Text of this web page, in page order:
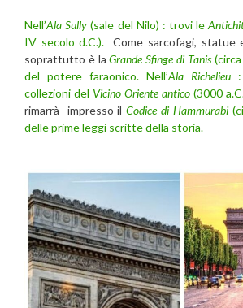
Nell’Ala Sully(sale del Nilo) : trovi le
IV secolo d.C.). Come sarcofagi, statue
soprattutto è laGrande Sfinge di Tanis(circa
del potere faraonico. Nell’Ala Richelieu :
collezioni del Vicino Oriente antico (3000
rimarrà impresso ilCodice di Hammurabi
delle prime leggi scritte della storia.